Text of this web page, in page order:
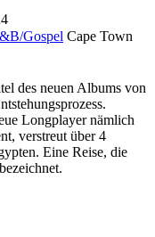
Gospel Cape Town
des neuen Albums von
Longplayer nämlich
verstreut über 4
Eine Reise, die